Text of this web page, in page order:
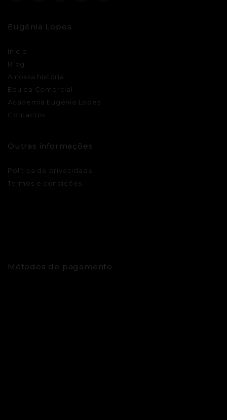
Eugénia Lopes
Início
Blog
A nossa história
Equipa Comercial
Academia Eugénia Lopes
Contactos
Outras informações
Política de privacidade
Termos e condições
Métodos de pagamento